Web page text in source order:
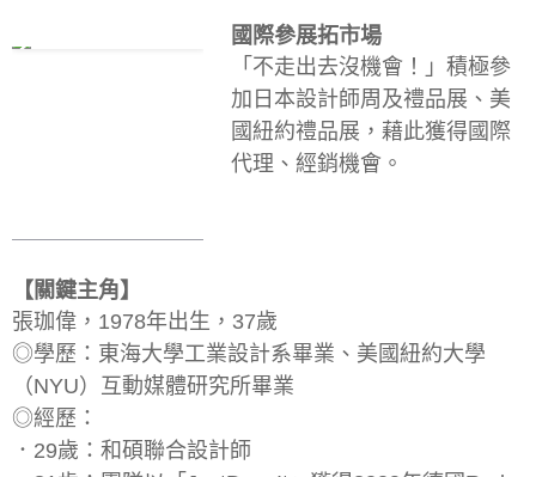
國際參展拓市場
「不走出去沒機會！」積極參
加日本設計師周及禮品展、美
國紐約禮品展，藉此獲得國際
代理、經銷機會。
【關鍵主角】
張珈偉，1978年出生，37歲
◎學歷：東海大學工業設計系畢業、美國紐約大學
（NYU）互動媒體研究所畢業
◎經歷：
．29歲：和碩聯合設計師